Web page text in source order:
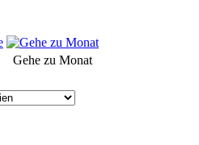
Gehe zu Monat